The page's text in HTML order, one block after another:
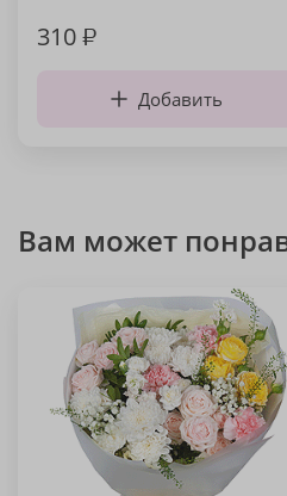
310₽
Добавить
Вам может